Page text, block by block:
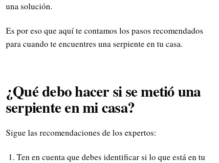
una solución.
Es por eso que aquí te contamos los pasos recomendados
para cuando te encuentres una serpiente en tu casa.
¿Qué debo hacer si se metió una
serpiente en mi casa?
Sigue las recomendaciones de los expertos:
Ten en cuenta que debes identificar si lo que está en tu